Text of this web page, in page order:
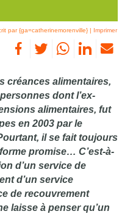
par {ga=catherinemorenville} | Imprimer
créances alimentaires,
dont l’ex-
alimentaires, fut
en 2003 par le
il se fait toujours
promise… C’est-à-
d’un service de
d’un service
de recouvrement
laisse à penser qu’un